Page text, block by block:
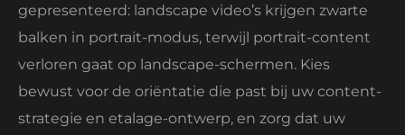
gepresenteerd: landscape video’s krijgen zwarte
balken in portrait-modus, terwijl portrait-content
verloren gaat op landscape-schermen. Kies
bewust voor de oriëntatie die past bij uw content-
strategie en etalage-ontwerp, en zorg dat uw